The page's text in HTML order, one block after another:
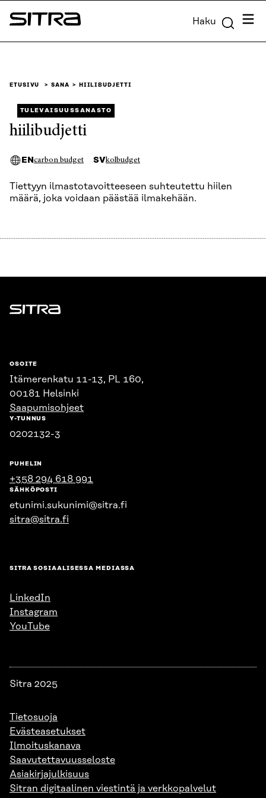
Siirry
suoraan
Sitra Haku
ETUSIVU SANA HIILIBUDJETTI
TULEVAISUUSSANASTO
hiilibudjetti
EN carbon budget SVkolbudget
Tiettyyn ilmastotavoitteeseen suhteutettu hiilen
määrä, joka voidaan päästää ilmakehään.
Sitra
OSOITE
Itämerenkatu 11-13, PL 160,
00181 Helsinki
Saapumisohjeet
Y-TUNNUS
0202132-3
PUHELIN
+358 294 618 991
SÄHKÖPOSTI
etunimi.sukunimi@sitra.fi
sitra@sitra.fi
SITRA SOSIAALISESSA MEDIASSA
LinkedIn
Instagram
YouTube
Sitra 2025
Tietosuoja
Evästeasetukset
Ilmoituskanava
Saavutettavuusseloste
Asiakirjajulkisuus
Sitran digitaalinen viestintä ja verkkopalvelut